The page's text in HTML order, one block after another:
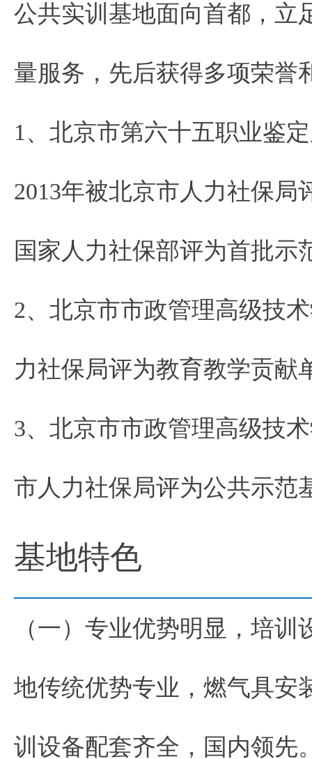
公共实训基地面向首都，立
量服务，先后获得多项荣誉
1、北京市第六十五职业鉴
2013年被北京市人力社保局
国家人力社保部评为首批示
2、北京市市政管理高级技
力社保局评为教育教学贡献
3、北京市市政管理高级技
市人力社保局评为公共示范
基地特色
（一）专业优势明显，培
地传统优势专业，燃气具安
训设备配套齐全，国内领先